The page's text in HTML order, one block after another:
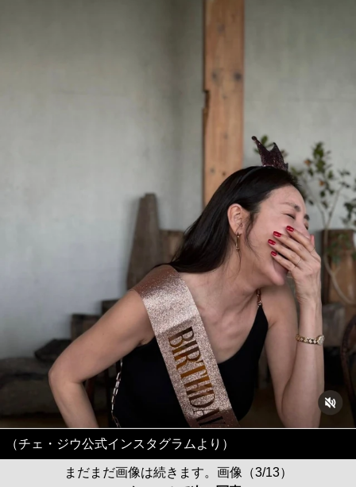
（チェ・ジウ公式インスタグラムより）
まだまだ画像は続きます。画像（3/13）